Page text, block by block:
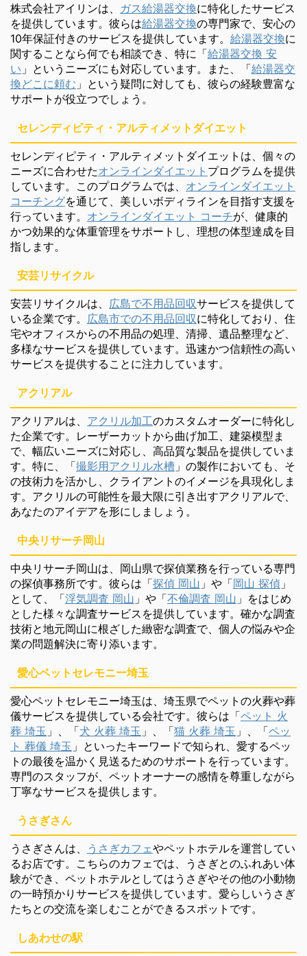
株式会社アイリンは、 ガス給湯器交換に特化したサービス
を提供しています。彼らは給湯器交換の専門家で、安心の
10年保証付きのサービスを提供しています。 給湯器交換に
関することなら何でも相談でき、特に「給湯器交換 安
い 」というニーズにも対応しています。また、「給湯器交
換どこに頼む 」という疑問に対しても、彼らの経験豊富な
サポートが役立つでしょう。
セレンディピティ・アルティメットダイエット
セレンディピティ・アルティメットダイエットは、個々の
ニーズに合わせたオンラインダイエット プログラムを提供
しています。このプログラムでは、 オンラインダイエット
コーチングを通じて、美しいボディラインを目指す支援を
行っています。 オンラインダイエット コーチが、健康的
かつ効果的な体重管理をサポートし、理想の体型達成を目
指します。
安芸リサイクル
安芸リサイクルは、 広島で不用品回収サービスを提供して
いる企業です。 広島市での不用品回収に特化しており、住
宅やオフィスからの不用品の処理、清掃、遺品整理など、
多様なサービスを提供しています。迅速かつ信頼性の高い
サービスを提供することに注力しています。
アクリアル
アクリアルは、 アクリル加工のカスタムオーダーに特化し
た企業です。レーザーカットから曲げ加工、建築模型ま
で、幅広いニーズに対応し、高品質な製品を提供していま
す。特に、「撮影用アクリル水槽 」の製作においても、そ
の技術力を活かし、クライアントのイメージを具現化しま
す。アクリルの可能性を最大限に引き出すアクリアルで、
あなたのアイデアを形にしましょう。
中央リサーチ岡山
中央リサーチ岡山は、岡山県で探偵業務を行っている専門
の探偵事務所です。彼らは「探偵 岡山 」や「岡山 探偵 」
として、「浮気調査 岡山 」や「不倫調査 岡山 」をはじめ
とした様々な調査サービスを提供しています。確かな調査
技術と地元岡山に根ざした緻密な調査で、個人の悩みや企
業の問題解決に寄り添います。
愛心ペットセレモニー埼玉
愛心ペットセレモニー埼玉は、埼玉県でペットの火葬や葬
儀サービスを提供している会社です。彼らは「ペット 火
葬 埼玉 」、「犬 火葬 埼玉 」、「猫 火葬 埼玉 」、「ペッ
ト 葬儀 埼玉 」といったキーワードで知られ、愛するペッ
トの最後を温かく見送るためのサポートを行っています。
専門のスタッフが、ペットオーナーの感情を尊重しながら
丁寧なサービスを提供します。
うさぎさん
うさぎさんは、 うさぎカフェやペットホテルを運営してい
るお店です。こちらのカフェでは、うさぎとのふれあい体
験ができ、ペットホテルとしてはうさぎやその他の小動物
の一時預かりサービスを提供しています。愛らしいうさぎ
たちとの交流を楽しむことができるスポットです。
しあわせの駅